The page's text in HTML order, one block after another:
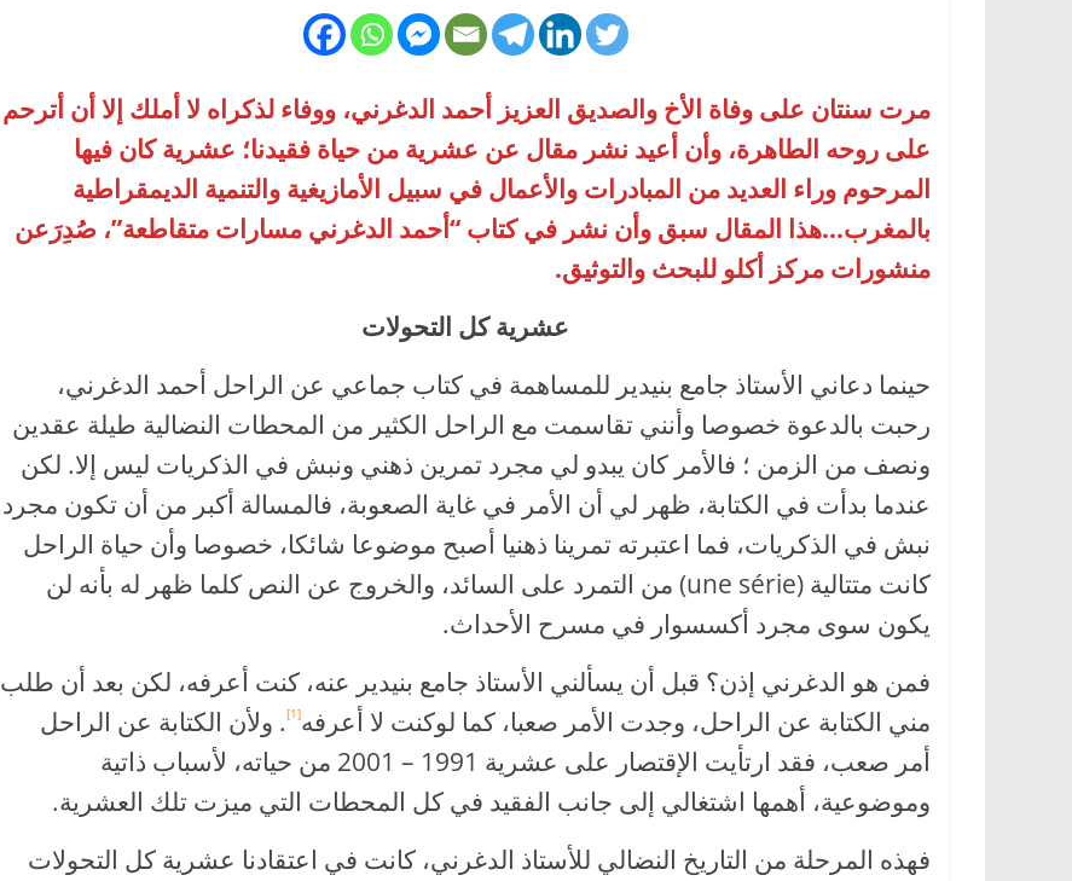
مرت سنتان على وفاة الأخ والصديق العزيز أحمد الدغرني، ووفاء لذكراه لا أملك إلا أن أترحم
على روحه الطاهرة، وأن أعيد نشر مقال عن عشرية من حياة فقيدنا؛ عشرية كان فيها
المرحوم وراء العديد من المبادرات والأعمال في سبيل الأمازيغية والتنمية الديمقراطية
بالمغرب…هذا المقال سبق وأن نشر في كتاب “أحمد الدغرني مسارات متقاطعة”، صُدِرَعن
منشورات مركز أكلو للبحث والتوثيق.
عشرية كل التحولات
حينما دعاني الأستاذ جامع بنيدير للمساهمة في كتاب جماعي عن الراحل أحمد الدغرني،
رحبت بالدعوة خصوصا وأنني تقاسمت مع الراحل الكثير من المحطات النضالية طيلة عقدين
ونصف من الزمن ؛ فالأمر كان يبدو لي مجرد تمرين ذهني ونبش في الذكريات ليس إلا. لكن
عندما بدأت في الكتابة، ظهر لي أن الأمر في غاية الصعوبة، فالمسالة أكبر من أن تكون مجرد
نبش في الذكريات، فما اعتبرته تمرينا ذهنيا أصبح موضوعا شائكا، خصوصا وأن حياة الراحل
كانت متتالية (une série) من التمرد على السائد، والخروج عن النص كلما ظهر له بأنه لن
يكون سوى مجرد أكسسوار في مسرح الأحداث.
فمن هو الدغرني إذن؟ قبل أن يسألني الأستاذ جامع بنيدير عنه، كنت أعرفه، لكن بعد أن طلب
مني الكتابة عن الراحل، وجدت الأمر صعبا، كما لوكنت لا أعرفه[1]
. ولأن الكتابة عن الراحل
أمر صعب، فقد ارتأيت الإقتصار على عشرية 1991 – 2001 من حياته، لأسباب ذاتية
وموضوعية، أهمها اشتغالي إلى جانب الفقيد في كل المحطات التي ميزت تلك العشرية.
فهذه المرحلة من التاريخ النضالي للأستاذ الدغرني، كانت في اعتقادنا عشرية كل التحولات